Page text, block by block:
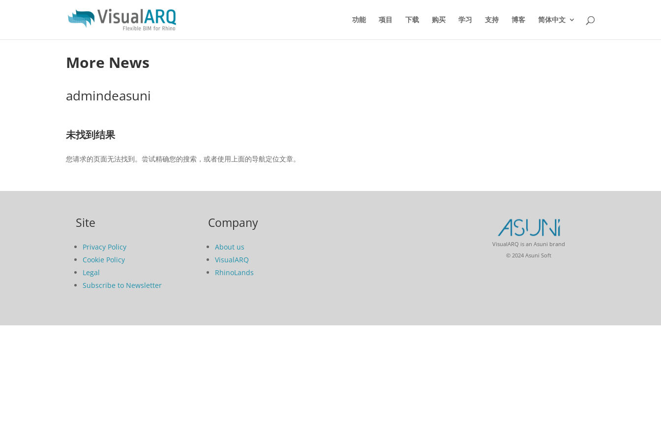
功能 项目 下载 购买 学习 支持 博客 简体中文
More News
admindeasuni
未找到结果
您请求的页面无法找到。尝试精确您的搜索，或者使用上面的导航定位文章。
Site
Privacy Policy
Cookie Policy
Legal
Subscribe to Newsletter
Company
About us
VisualARQ
RhinoLands
VisualARQ is an Asuni brand
© 2024 Asuni Soft